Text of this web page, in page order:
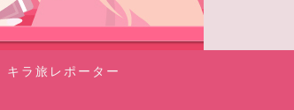
キラ旅レポーター